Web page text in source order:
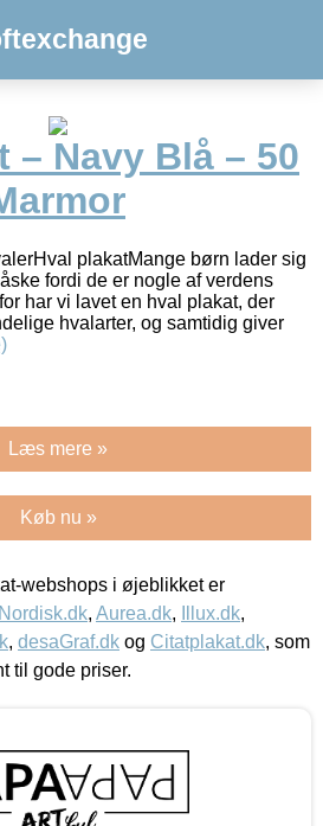
– Navy Blå – 50
plakatMange børn lader sig
fordi de er nogle af verdens
har vi lavet en hval plakat, der
hvalarter, og samtidig giver
Læs mere »
Køb nu »
webshops i øjeblikket er
, Aurea.dk, Illux.dk,
, desaGraf.dk og Citatplakat.dk, som
til gode priser.